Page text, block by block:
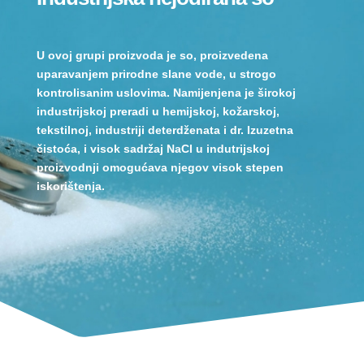
U ovoj grupi proizvoda je so, proizvedena
uparavanjem prirodne slane vode, u strogo
kontrolisanim uslovima. Namijenjena je širokoj
industrijskoj preradi u hemijskoj, kožarskoj,
tekstilnoj, industriji deterdženata i dr. Izuzetna
čistoća, i visok sadržaj NaCl u indutrijskoj
proizvodnji omogućava njegov visok stepen
iskorištenja.